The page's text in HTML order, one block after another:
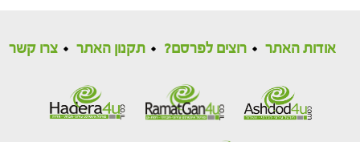
אודות האתר רוצים לפרסם? תקנון האתר צרו קשר